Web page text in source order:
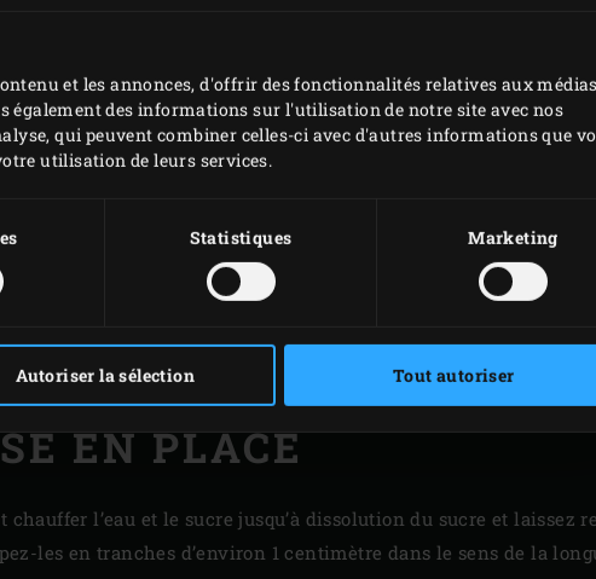
et les annonces, d'offrir des fonctionnalités relatives aux médias
également des informations sur l'utilisation de notre site avec nos
qui peuvent combiner celles-ci avec d'autres informations que
utilisation de leurs services.
Statistiques Marketing
Autoriser la sélection Tout autoriser
EN PLACE
l’eau et le sucre jusqu’à dissolution du sucre et laissez
les en tranches d’environ 1 centimètre dans le sens de la